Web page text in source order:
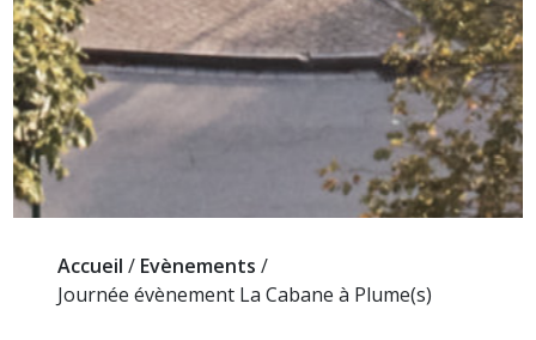
Accueil / Evènements /
Journée évènement La Cabane à Plume(s)